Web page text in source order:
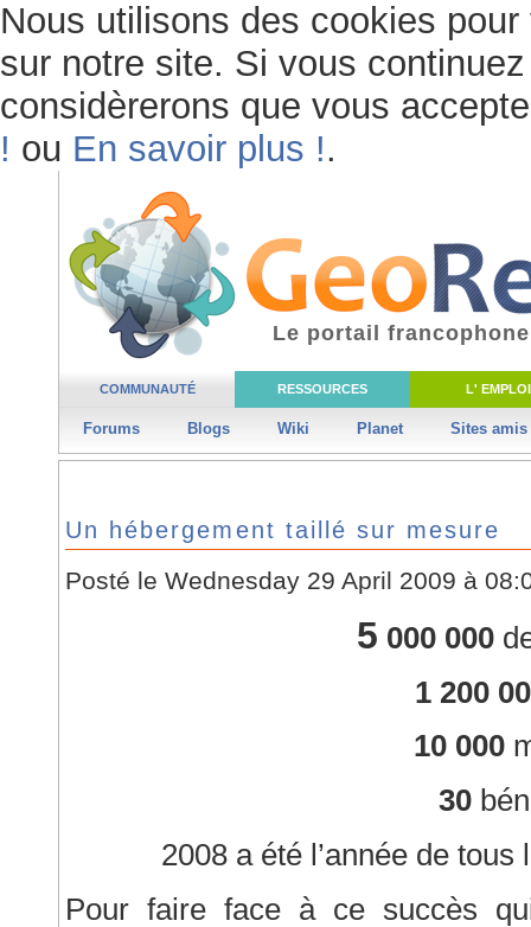
Nous utilisons des cookies
sur notre site. Si vous
considèrerons que vous
! ou En savoir plus !.
COMMUNAUTÉ RESSOURCES L' EMPLOI
Forums Blogs Wiki Planet Sites amis
Le portail
Un hébergement taillé sur mesure
Posté le Wednesday 29 April 2009 à
5 000 000
1 200
10 000
30
2008 a été l’année de
Pour faire face à ce succès